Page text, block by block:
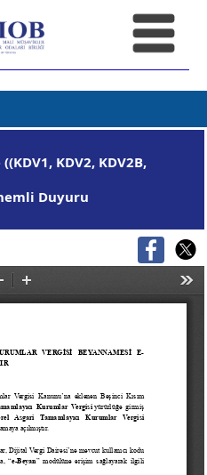
KDV2, KDV2B,
Duyuru